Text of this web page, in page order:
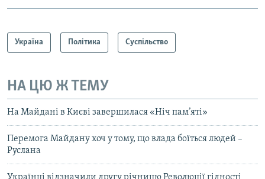
Україна Політика Суспільство
НА ЦЮ Ж ТЕМУ
На Майдані в Києві завершилася «Ніч пам’яті»
Перемога Майдану хоч у тому, що влада боїться людей –
Руслана